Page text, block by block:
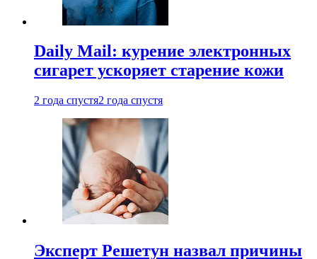
Daily Mail: курение электронных
сигарет ускоряет старение кожи
2 года спустя2 года спустя
Эксперт Решетун назвал причины